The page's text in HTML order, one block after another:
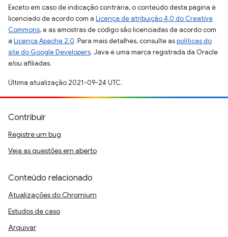
Exceto em caso de indicação contrária, o conteúdo desta página é
licenciado de acordo com a Licença de atribuição 4.0 do Creative
Commons, e as amostras de código são licenciadas de acordo com
a Licença Apache 2.0. Para mais detalhes, consulte aspolíticas do
site do Google Developers. Java é uma marca registrada da Oracle
e/ou afiliadas.
Última atualização 2021-09-24 UTC.
Contribuir
Registre um bug
Veja as questões em aberto
Conteúdo relacionado
Atualizações do Chromium
Estudos de caso
Arquivar